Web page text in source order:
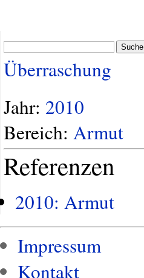
Suche
Überraschung
Jahr: 2010
Bereich: Armut
Referenzen
2010: Armut
Impressum
Kontakt